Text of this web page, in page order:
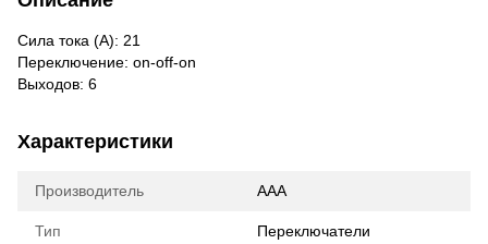
Сила тока (А): 21
Переключение: on-off-on
Выходов: 6
Характеристики
Производитель AAA
Тип Переключатели